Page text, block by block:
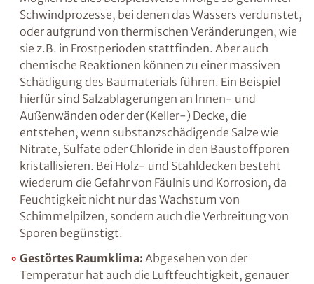
entweder rein physikalischer, biologischer
oder auch chemischer Natur sein. Von einer
physikalischen Schädigung der Bausubstanz
ist dann die Rede, wenn sich die im Baustoff
vorhandene Feuchtigkeit verändert. Möglich
ist dies beispielsweise infolge so genannter
Schwindprozesse, bei denen das Wassers
verdunstet, oder aufgrund von thermischen
Veränderungen, wie sie z.B. in Frostperioden
stattfinden.
Aber auch chemische Reaktionen
können zu einer massiven Schädigung des
Baumaterials führen. Ein Beispiel hierfür sind
Salzablagerungen an Innen- und
Außenwänden oder der (Keller-) Decke, die
entstehen, wenn substanzschädigende Salze
wie Nitrate, Sulfate oder Chloride in den
Baustoffporen kristallisieren. Bei Holz- und